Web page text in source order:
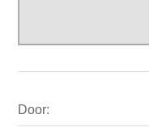
Sidebar
Door: